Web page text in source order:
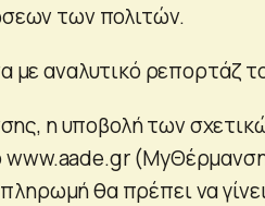
των πολιτών.
με αναλυτικό ρεπορτάζ
η υποβολή των
www.aade.gr
θα πρέπει να